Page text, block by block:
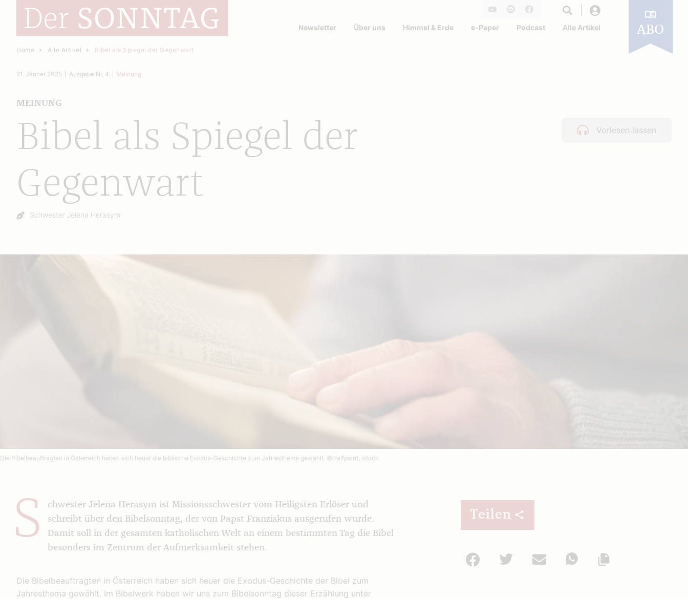
Facebook
Newsletter Über uns Himmel & Erde e-Paper Podcast Alle Artikel ABO
Home Alle Artikel Bibel als Spiegel der Gegenwart
Vorlesen lassen
Bibel als Spiegel der
Gegenwart
MEINUNG
21. Jänner 2025 Ausgabe Nr. 4 Meinung
Autor:
Schwester Jelena Herasym
Die Bibelbeauftragten in Österreich haben sich heuer die biblische Exodus-Geschichte zum Jahresthema gewählt. ©Halfpoint, istock
S
chwester Jelena Herasym ist Missionsschwester vom Heiligsten Erlöser und
schreibt über den Bibelsonntag, der von Papst Franziskus ausgerufen wurde.
Damit soll in der gesamten katholischen Welt an einem bestimmten Tag die Bibel
besonders im Zentrum der Aufmerksamkeit stehen.
Die Bibelbeauftragten in Österreich haben sich heuer die Exodus-Geschichte der Bibel zum
Jahresthema gewählt. Im Bibelwerk haben wir uns zum Bibelsonntag dieser Erzählung unter
Teilen
Facebook
Twitter Mail
WhatsApp